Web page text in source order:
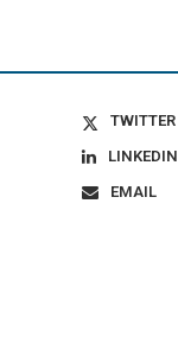
TWITTER
LINKEDIN
EMAIL